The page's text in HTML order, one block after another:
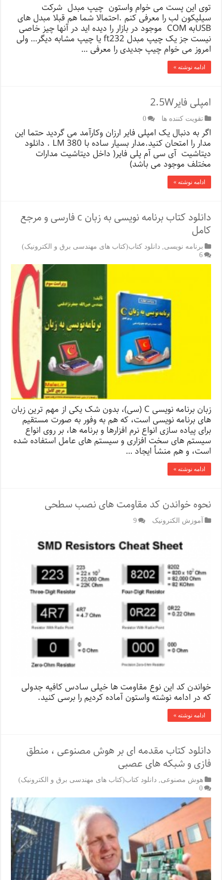
توی این پست می خوام واستون چیپ مبدل شرکت
سیلیکون لب را معرفی کنم .احتمالا شما هم قبلا مبدل های
USBبه COM موجود در بازار را دیده اید در آنها چیز خاصی
نیست جز یک چیپ مبدل ft232 یا چیپ مشابه دیگر… ولی
امروز می خوام چیپ جدیدی را معرفی …
ادامه نوشته »
امپلی فایر2.5W
تقویت کننده ها 0
اگر به دنبال یک امپلی فایر ارزان وکارآمد می گردید حتما این
مدار را امتحان کنید.مدار بسیار ساده با LM 380 . دانلود
دیتاشیت آی سی آم پلی فایر( داخل دیتاشیت مدارات
مختلف موجود می باشد)
ادامه نوشته »
دانلود کتاب برنامه نویسی به زبان c فارسی و مرجع
کامل
برنامه نویسی,دانلود کتاب(کتاب های مهندسی برق و الکترونیک)
6
زبان برنامه نویسی C (سی)، بدون شک یکی از مهم ترین زبان
های برنامه نویسی است، که هم به وفور به صورت مستقیم
برای پیاده سازی انواع نرم افزارها و برنامه ها، بر روی انواع
سیستم های سخت افزاری و سیستم های عامل استفاده شده
است، و هم منشأ ایجاد …
ادامه نوشته »
نحوه خواندن کد مقاومت های نصب سطحی
آموزش الکترونیک 9
خواندن کد این نوع مقاومت ها خیلی سادس کافیه جدولی
که در ادامه نوشته واستون آماده کردیم را برسی کنید.
ادامه نوشته »
دانلود کتاب مقدمه ای بر هوش مصنوعی ، منطق
فازی و شبکه های عصبی
هوش مصنوعی ,دانلود کتاب(کتاب های مهندسی برق و الکترونیک)
0